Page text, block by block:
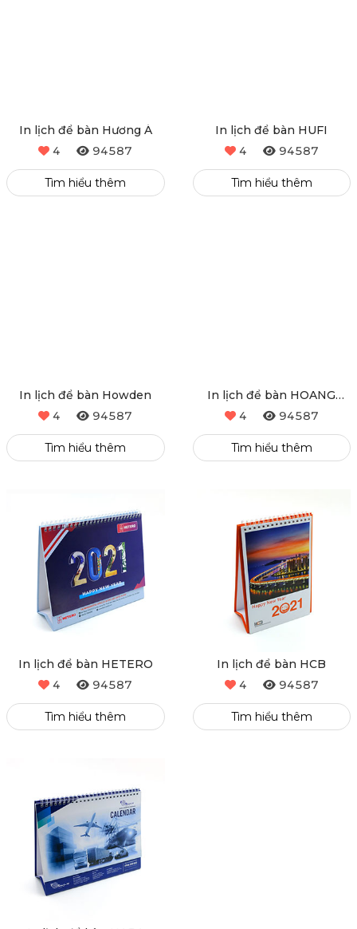
In lịch để bàn Hương Á
In lịch để bàn HUFI
In lịch để bàn Howden
4
94587
Tìm hiểu thêm
In lịch để bàn HOANG
QUAN
4 94587
Tìm hiểu thêm
In lịch để bàn HETERO
4
94587
Tìm hiểu thêm
In lịch để bàn HCB
4
94587
Tìm hiểu thêm